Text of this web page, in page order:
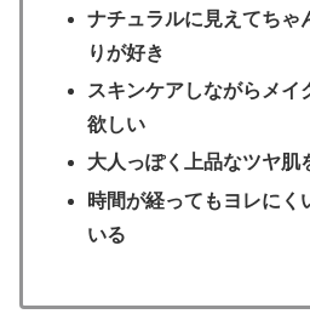
ナチュラルに見えてちゃ
りが好き
スキンケアしながらメイ
欲しい
大人っぽく上品なツヤ肌
時間が経ってもヨレにく
いる